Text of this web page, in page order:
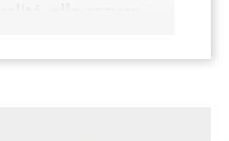
en restant légère
moderne et raffiné